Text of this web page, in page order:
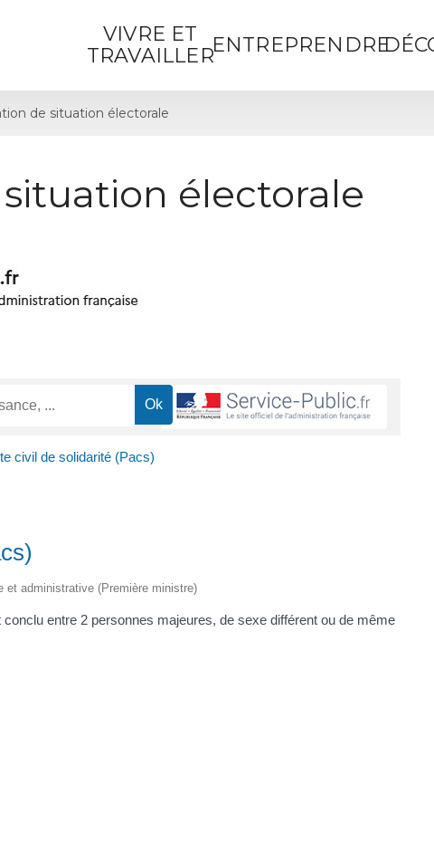
VIVRE ET
TRAVAILLERENTREPRENDRE
de situation électorale
électorale
civil de solidarité (Pacs)
et administrative (Première ministre)
entre 2 personnes majeures, de sexe différent ou de même